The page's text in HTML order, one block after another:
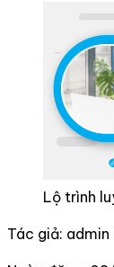
Lộ trình
Tác giả: admin